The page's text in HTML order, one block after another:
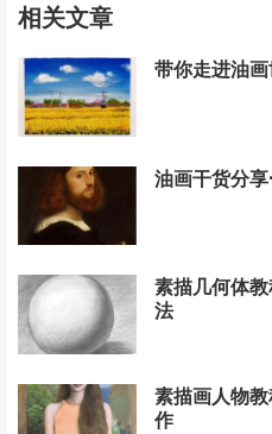
相关文章
带你走进油
油画干货分
素描几何体
法
素描画人物
作